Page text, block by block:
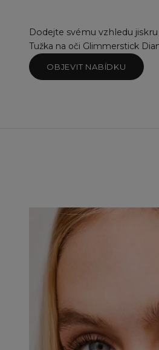
Dodejte svému vzhledu jiskru
Tužka na oči Glimmerstick
OBJEVIT NABÍDKU